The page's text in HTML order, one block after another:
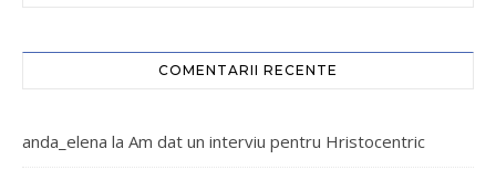
COMENTARII RECENTE
anda_elena la Am dat un interviu pentru Hristocentric